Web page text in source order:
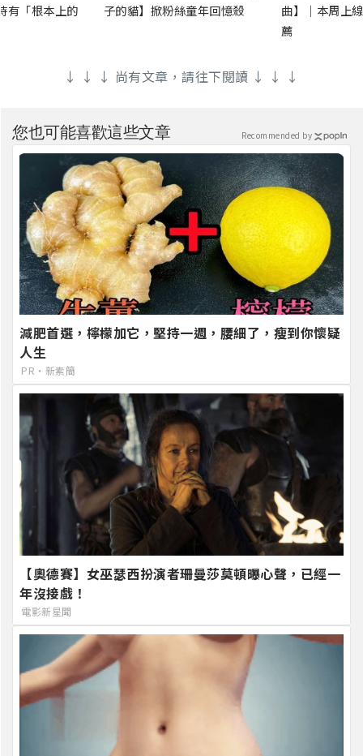
有「根本上的
子的貓】掀粉絲童年回憶殺
曲】｜本周上
薦
↓ ↓ ↓ 尚有文章，請往下閱讀 ↓ ↓ ↓
您也可能喜歡這些文章
減肥首選，檸檬加它，堅持一週，腰細了，瘦到你懷疑
人生
PR・新素簡
【奧德賽】女巫瑟西扮演者珊曼莎莫頓曝心聲，已經一
年沒接戲！
電影新星聞
Recommended by